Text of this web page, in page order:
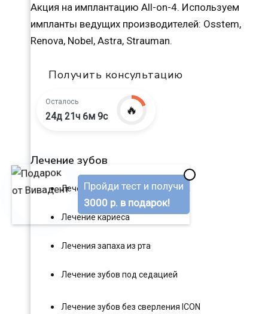
Акция на имплантацию All-on-4. Используем
импланты ведущих производителей: Osstem,
Renova, Nobel, Astra, Strauman.
Получить консультацию
Осталось
24д 21ч 6м 8с 🔥
Лечение зубов
Лечение клиновидного дефекта
Лечение кариеса
Лечения запаха из рта
Лечение зубов под седацией
Лечение зубов без сверления ICON
Пройди тест и получи
3000 р. в подарок!